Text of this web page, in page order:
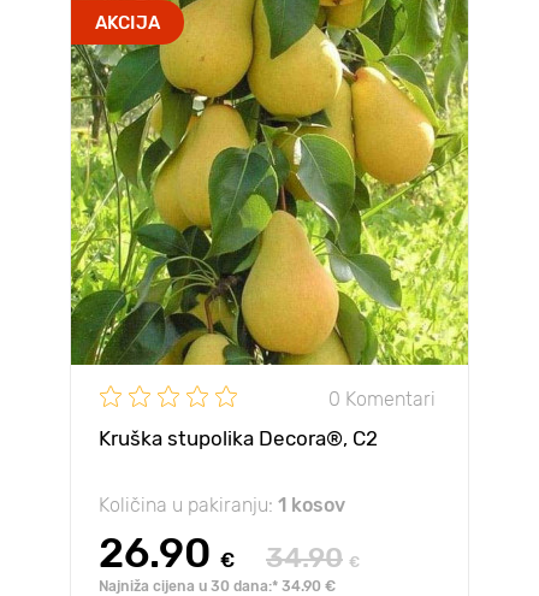
AKCIJA
0 Komentari
Kruška stupolika Decora®, C2
Količina u pakiranju: 1 kosov
26.90 € 34.90 €
Najniža cijena u 30 dana:* 34.90 €